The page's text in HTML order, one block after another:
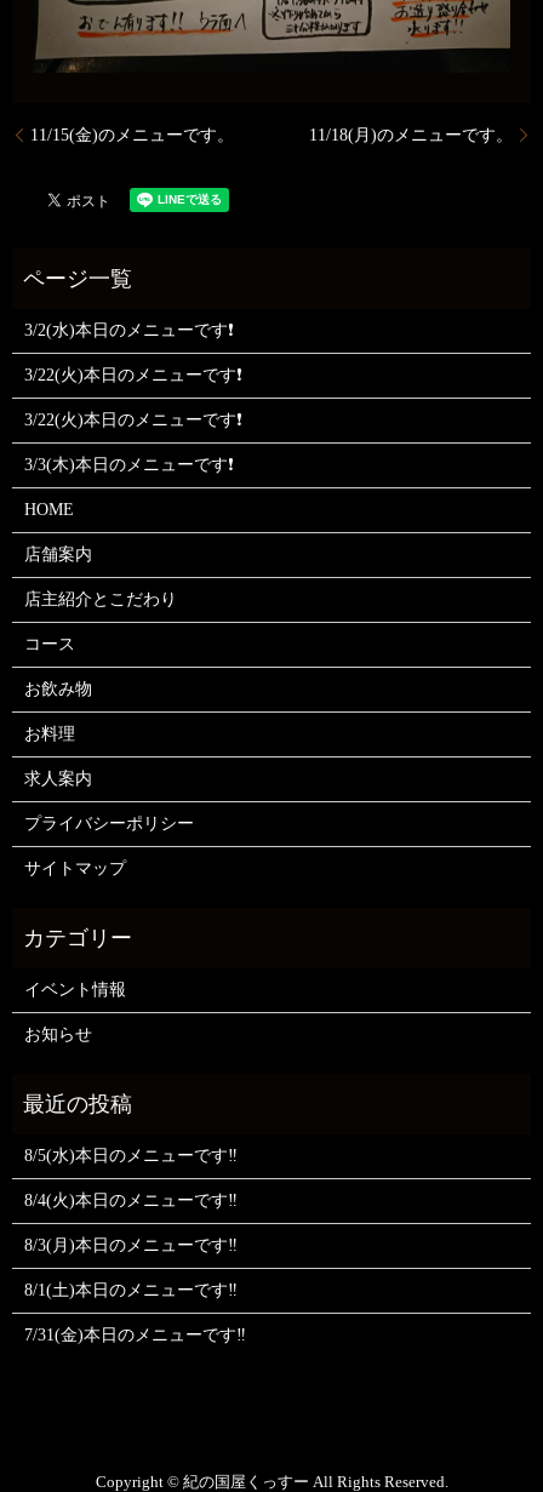
11/15(金)のメニューです。 11/18(月)のメニューです。
3/2(水)本日のメニューです❗
3/22(火)本日のメニューです❗
3/22(火)本日のメニューです❗
3/3(木)本日のメニューです❗
HOME
店舗案内
店主紹介とこだわり
コース
お飲み物
お料理
求人案内
プライバシーポリシー
サイトマップ
イベント情報
お知らせ
8/5(水)本日のメニューです‼️
8/4(火)本日のメニューです‼️
8/3(月)本日のメニューです‼️
8/1(土)本日のメニューです‼️
7/31(金)本日のメニューです‼️
Copyright © 紀の国屋くっすー All Rights Reserved.